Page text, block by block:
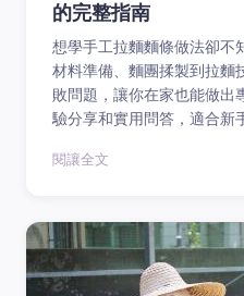
的完整指南
想學手工拉麵麵條做法卻不
材料準備、麵團揉製到拉麵
敗問題，讓你在家也能做出
驗分享和實用問答，適合新
閱讓全文